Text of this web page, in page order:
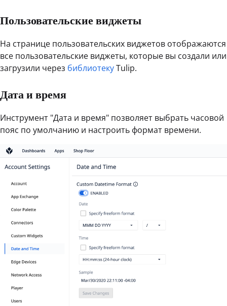
Пользовательские виджеты
На странице пользовательских виджетов отображаются
все пользовательские виджеты, которые вы создали или
загрузили через библиотекуTulip.
Дата и время
Инструмент "Дата и время" позволяет выбрать часовой
пояс по умолчанию и настроить формат времени.